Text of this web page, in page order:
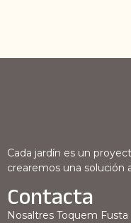
Cada jardín es un
crearemos una solución
Contacta
Nosaltres Toquem Fusta